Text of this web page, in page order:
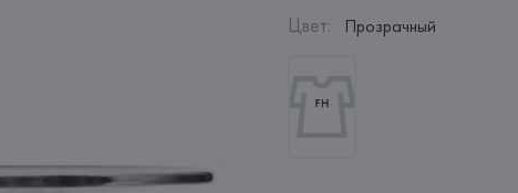
Цвет: Прозрачный